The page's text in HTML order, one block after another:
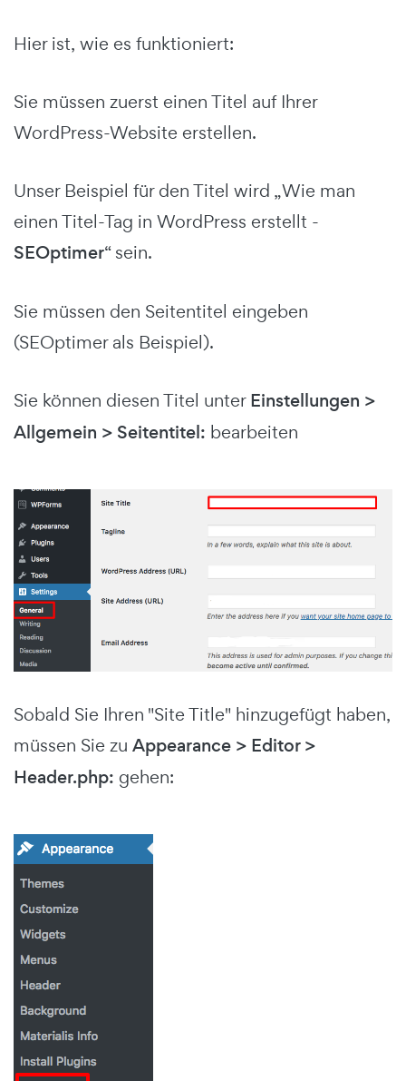
Hier ist, wie es funktioniert:
Sie müssen zuerst einen Titel auf Ihrer
WordPress-Website erstellen.
Unser Beispiel für den Titel wird „Wie man
einen Titel-Tag in WordPress erstellt -
SEOptimer“ sein.
Sie müssen den Seitentitel eingeben
(SEOptimer als Beispiel).
Sie können diesen Titel unterEinstellungen >
Allgemein > Seitentitel: bearbeiten
Sobald Sie Ihren "Site Title" hinzugefügt haben,
müssen Sie zu Appearance > Editor >
Header.php: gehen: